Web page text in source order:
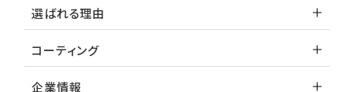
選ばれる理由
コーティング
企業情報